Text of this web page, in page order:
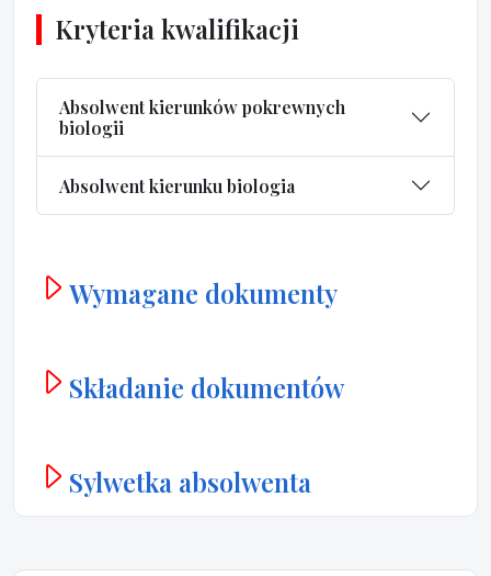
Kryteria kwalifikacji
Absolwent kierunków pokrewnych
biologii
Absolwent kierunku biologia
Wymagane dokumenty
Składanie dokumentów
Sylwetka absolwenta